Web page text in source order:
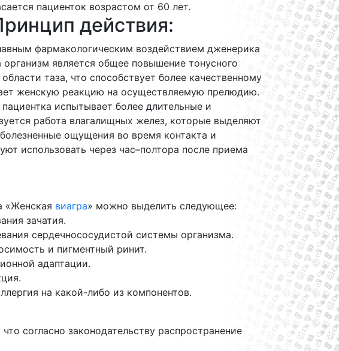
пациенток возрастом от 60 лет.
действия:
фармакологическим воздействием дженерика
организм является общее повышение тонусного
таза, что способствует более качественному
женскую реакцию на осуществляемую прелюдию.
испытывает более длительные и
работа влагалищных желез, которые выделяют
ощущения во время контакта и
использовать через час–полтора после приема
«Женская виагра» можно выделить следующее:
зачатия.
сердечнососудистой системы организма.
и пигментный ринит.
адаптации.
на какой-либо из компонентов.
согласно законодательству распространение